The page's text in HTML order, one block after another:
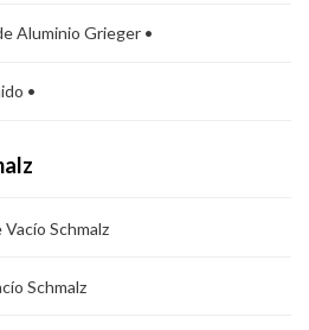
Aluminio Grieger •
•
Schmalz
Schmalz